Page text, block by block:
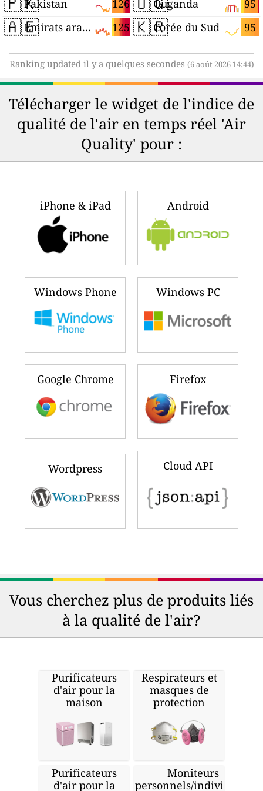
126
Pakistan
🇦🇪 125
Émirats arabes unis
95
Ouganda
🇰🇷 95
Corée du Sud
Ranking updated il y a quelques secondes (6 août 2026 14:44)
Télécharger le widget de l'indice de
qualité de l'air en temps réel 'Air
Quality' pour :
iPhone & iPad Android
Windows Phone Windows PC
Google Chrome Firefox
Wordpress Cloud API
Vous cherchez plus de produits liés
à la qualité de l'air?
Purificateurs
d'air pour la
maison
Respirateurs et
masques de
protection
Purificateurs
d'air pour la
Moniteurs
personnels/individuels